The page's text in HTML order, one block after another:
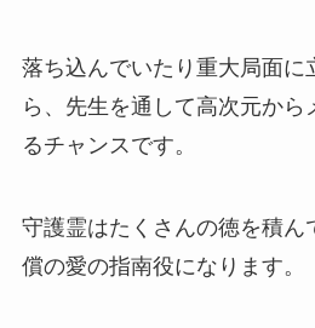
落ち込んでいたり重大局面に
ら、先生を通して高次元から
るチャンスです。
守護霊はたくさんの徳を積ん
償の愛の指南役になります。